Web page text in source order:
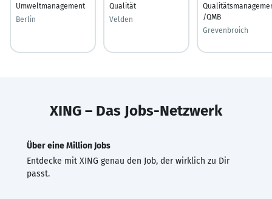
Umweltmanagement
Berlin
Qualität
Velden
/QMB
Grevenbroich
XING – Das Jobs-Netzwerk
Über eine Million Jobs
Entdecke mit XING genau den Job, der wirklich zu Dir
passt.